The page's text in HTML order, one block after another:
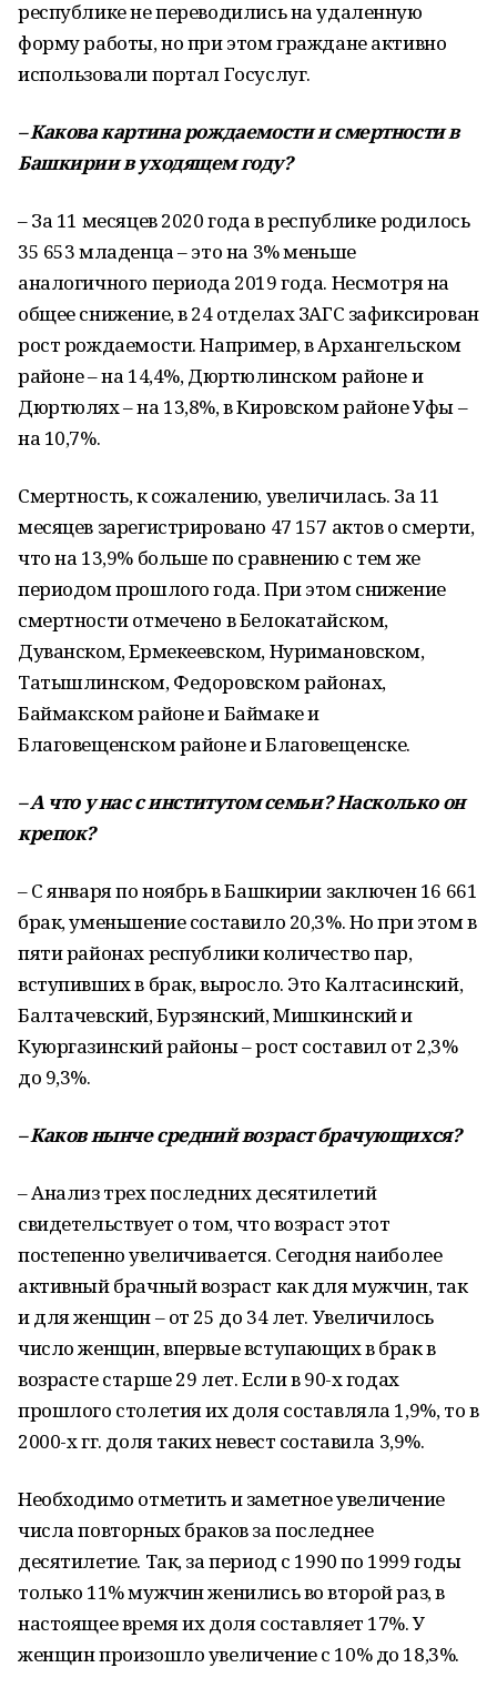
республике не переводились на удаленную
форму работы, но при этом граждане активно
использовали портал Госуслуг.
–Какова картина рождаемости и смертности в
Башкирии в уходящем году?
– За 11 месяцев 2020 года в республике родилось
35 653 младенца – это на 3% меньше
аналогичного периода 2019 года. Несмотря на
общее снижение, в 24 отделах ЗАГС зафиксирован
рост рождаемости. Например, в Архангельском
районе – на 14,4%, Дюртюлинском районе и
Дюртюлях – на 13,8%, в Кировском районе Уфы –
на 10,7%.
Смертность, к сожалению, увеличилась. За 11
месяцев зарегистрировано 47 157 актов о смерти,
что на 13,9% больше по сравнению с тем же
периодом прошлого года. При этом снижение
смертности отмечено в Белокатайском,
Дуванском, Ермекеевском, Нуримановском,
Татышлинском, Федоровском районах,
Баймакском районе и Баймаке и
Благовещенском районе и Благовещенске.
–А что у нас с институтом семьи? Насколько он
крепок?
– С января по ноябрь в Башкирии заключен 16 661
брак, уменьшение составило 20,3%. Но при этом в
пяти районах республики количество пар,
вступивших в брак, выросло. Это Калтасинский,
Балтачевский, Бурзянский, Мишкинский и
Куюргазинский районы – рост составил от 2,3%
до 9,3%.
–Каков нынче средний возраст брачующихся?
– Анализ трех последних десятилетий
свидетельствует о том, что возраст этот
постепенно увеличивается. Сегодня наиболее
активный брачный возраст как для мужчин, так
и для женщин – от 25 до 34 лет. Увеличилось
число женщин, впервые вступающих в брак в
возрасте старше 29 лет. Если в 90-х годах
прошлого столетия их доля составляла 1,9%, то в
2000-х гг. доля таких невест составила 3,9%.
Необходимо отметить и заметное увеличение
числа повторных браков за последнее
десятилетие. Так, за период с 1990 по 1999 годы
только 11% мужчин женились во второй раз, в
настоящее время их доля составляет 17%. У
женщин произошло увеличение с 10% до 18,3%.